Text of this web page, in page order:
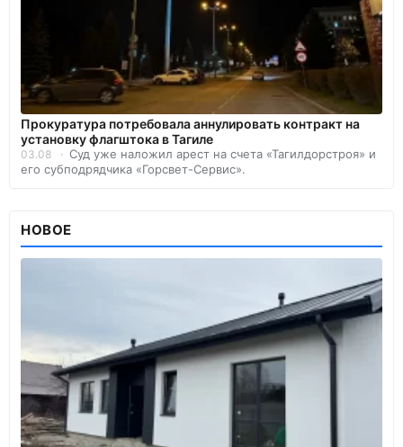
Прокуратура потребовала аннулировать контракт на
установку флагштока в Тагиле
03.08
Суд уже наложил арест на счета «Тагилдорстроя» и
его субподрядчика «Горсвет-Сервис».
НОВОЕ